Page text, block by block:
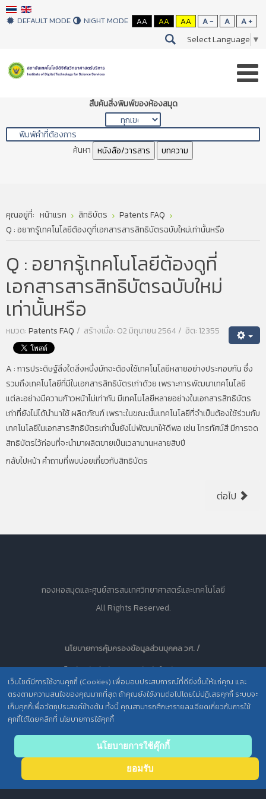
DEFAULT MODE NIGHT MODE AA AA AA A - A A +
Select Language ▼
สืบค้นสิ่งพิมพ์ของห้องสมุด
ค้นหา หนังสือ/วารสาร บทความ
คุณอยู่ที่: หน้าแรก สิทธิบัตร
Patents FAQ
Q : อยากรู้เทคโนโลยีต้องดูที่เอกสารสารสิทธิบัตรฉบับใหม่เท่านั้นหรือ
Q : อยากรู้เทคโนโลยีต้องดูที่
เอกสารสารสิทธิบัตรฉบับใหม่
เท่านั้นหรือ
หมวด:Patents FAQ สร้างเมื่อ: 02 มิถุนายน 2564 ฮิต: 12355
A : การประดิษฐ์สิ่งใดสิ่งหนึ่งมักจะต้องใช้เทคโนโลยีหลายอย่างประกอบกัน ซึ่ง
รวมถึงเทคโนโลยีที่มีในเอกสารสิทธิบัตรเก่าด้วย เพราะการพัฒนาเทคโนโลยี
แต่ละอย่างมีความก้าวหน้าไม่เท่ากัน มีเทคโนโลยีหลายอย่างในเอกสารสิทธิบัตร
เก่าที่ยังไม่ได้นำมาใช้ ผลิตภัณฑ์ เพราะในขณะนั้นเทคโนโลยีที่จำเป็นต้องใช้ร่วมกับ
เทคโนโลยีในเอกสารสิทธิบัตรเก่านั้นยังไม่พัฒนาให้ดีพอ เช่น โทรทัศน์สี มีการจด
สิทธิบัตรไว้ก่อนที่จะนำมาผลิตขายเป็นเวลานานหลายสิบปี
กลับไปหน้า คำถามที่พบบ่อยเกี่ยวกับสิทธิบัตร
ต่อไป
เว็บไซต์มีการใช้งานคุกกี้ (Cookies) เพื่อมอบประสบการณ์ที่ดียิ่งขึ้นให้แก่คุณ และ
ตรงตามความสนใจของคุณมากที่สุด ถ้าคุณยังใช้งานต่อไปโดยไม่ปฏิเสธคุกกี้ ระบบจะ
เก็บคุกกี้เพื่อวัตถุประสงค์ข้างต้น ทั้งนี้ คุณสามารถศึกษารายละเอียดเกี่ยวกับการใช้
คุกกี้ได้โดยคลิกที่ นโยบายการใช้คุกกี้
นโยบายการใช้คุ๊กกี้
ยอมรับ
กองหอสมุดและศูนย์สารสนเทศวิทยาศาสตร์และเทคโนโลยี
All Rights Reserved.
นโยบายการคุ้มครองข้อมูลส่วนบุคคล วศ. /
ประกาศความเป็นส่วนตัว (Privacy Notice) สำหรับการบริการสารสนเทศ
to top